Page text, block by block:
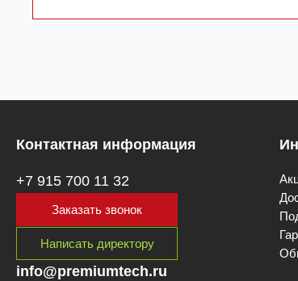
Контактная информация
+7 915 700 11 32
Заказать звонок
Написать директору
info@premiumtech.ru